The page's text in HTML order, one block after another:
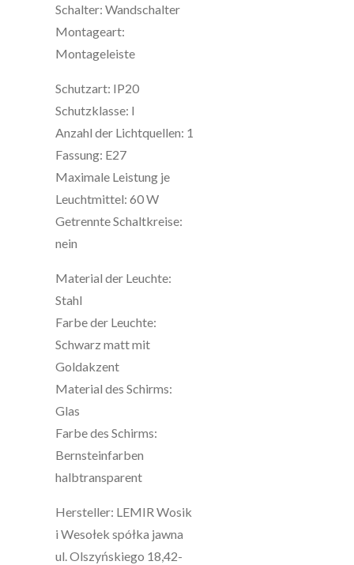
Schalter: Wandschalter
Montageart:
Montageleiste
Schutzart: IP20
Schutzklasse: I
Anzahl der Lichtquellen: 1
Fassung: E27
Maximale Leistung je
Leuchtmittel: 60 W
Getrennte Schaltkreise:
nein
Material der Leuchte:
Stahl
Farbe der Leuchte:
Schwarz matt mit
Goldakzent
Material des Schirms:
Glas
Farbe des Schirms:
Bernsteinfarben
halbtransparent
Hersteller: LEMIR Wosik
i Wesołek spółka jawna
ul. Olszyńskiego 18,42-